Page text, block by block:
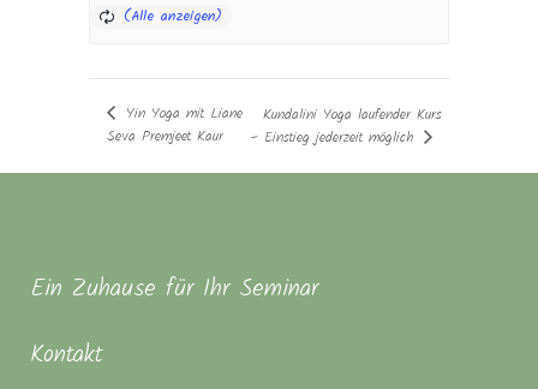
Yin Yoga mit Liane
Seva Premjeet Kaur
Kundalini Yoga laufender Kurs
– Einstieg jederzeit möglich
Ein Zuhause für Ihr Seminar
Kontakt